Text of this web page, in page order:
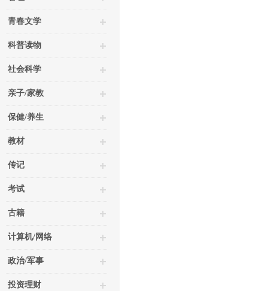
青春文学
科普读物
社会科学
亲子/家教
保健/养生
教材
传记
考试
古籍
计算机/网络
政治/军事
投资理财